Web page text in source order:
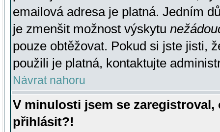
emailová adresa je platná. Jedním
je zmenšit možnost výskytu
pouze obtěžovat. Pokud si jste jisti,
použili je platná, kontaktujte
Návrat nahoru
V minulosti jsem se
přihlásit?!